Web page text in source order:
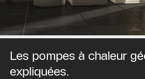
Les pompes à chaleur
expliquées.